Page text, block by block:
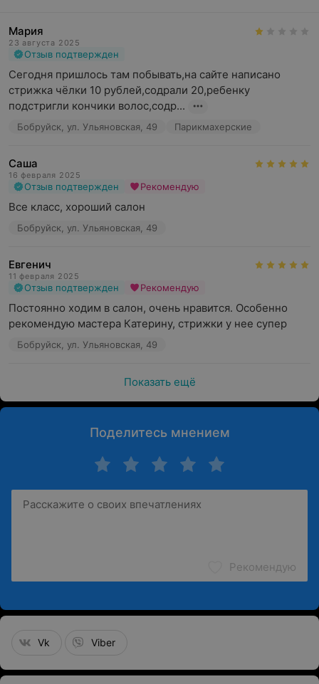
Мария
23 августа 2025
Отзыв подтвержден
Сегодня пришлось там побывать,на сайте написано
стрижка чёлки 10 рублей,содрали 20,ребенку
подстригли кончики волос,содр...
Бобруйск, ул. Ульяновская, 49 Парикмахерские
Саша
16 февраля 2025
Отзыв подтвержден Рекомендую
Все класс, хороший салон
Бобруйск, ул. Ульяновская, 49
Евгенич
11 февраля 2025
Отзыв подтвержден Рекомендую
Постоянно ходим в салон, очень нравится. Особенно
рекомендую мастера Катерину, стрижки у нее супер
Бобруйск, ул. Ульяновская, 49
Показать ещё
Поделитесь мнением
Рекомендую
Vk Viber